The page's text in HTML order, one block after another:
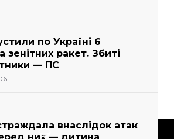
по Україні 6
зенітних ракет. Збиті
— ПС
внаслідок атак
Підтримати